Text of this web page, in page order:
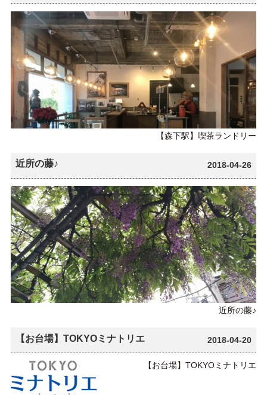
【森下駅】喫茶ランドリー
近所の藤♪ 2018-04-26
近所の藤♪
【お台場】TOKYOミナトリエ 2018-04-20
【お台場】TOKYOミナトリエ